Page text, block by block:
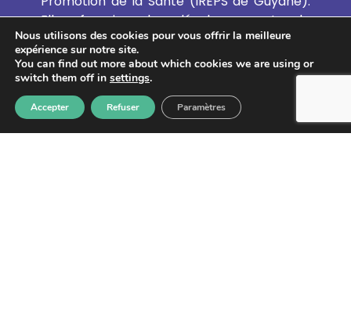
Elle favorise le développement de
l’Education et de la Promotion de la Santé
et de l’Education Thérapeutique du Patient
en Guyane.
Nous utilisons des cookies pour vous offrir la meilleure
expérience sur notre site.
You can find out more about which cookies we are using or
switch them off in settings.
Accepter Refuser Paramètres